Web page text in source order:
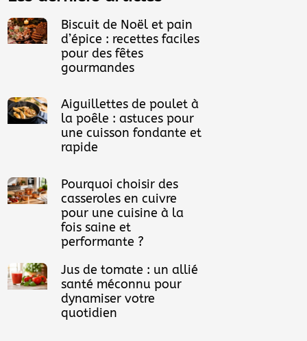
Biscuit de Noël et pain
d’épice : recettes faciles
pour des fêtes
gourmandes
Aiguillettes de poulet à
la poêle : astuces pour
une cuisson fondante et
rapide
Pourquoi choisir des
casseroles en cuivre
pour une cuisine à la
fois saine et
performante ?
Jus de tomate : un allié
santé méconnu pour
dynamiser votre
quotidien